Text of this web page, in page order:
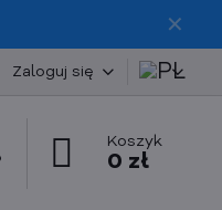
✕
Zaloguj się
Koszyk
0 zł